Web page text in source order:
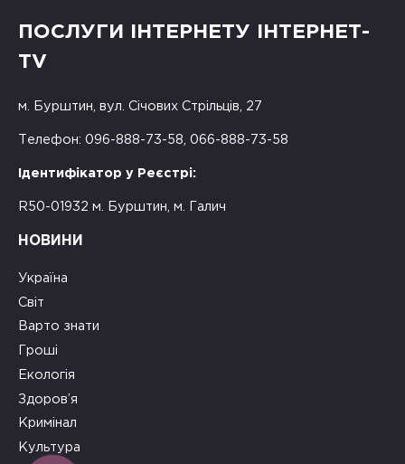
ПОСЛУГИ ІНТЕРНЕТУ ІНТЕРНЕТ-
TV
м. Бурштин, вул. Січових Стрільців, 27
Телефон: 096-888-73-58, 066-888-73-58
Ідентифікатор у Реєстрі:
R50-01932 м. Бурштин, м. Галич
НОВИНИ
Україна
Світ
Варто знати
Гроші
Екологія
Здоров’я
Кримінал
Культура